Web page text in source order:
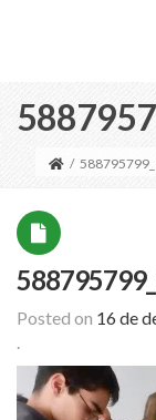
/
Posted on 16 de
.